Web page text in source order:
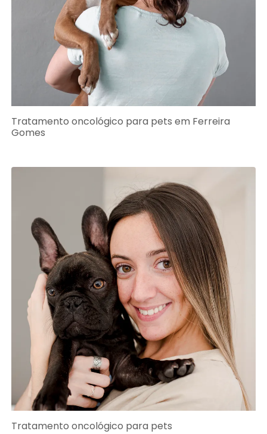
Tratamento oncológico para pets em Ferreira
Gomes
Tratamento oncológico para pets